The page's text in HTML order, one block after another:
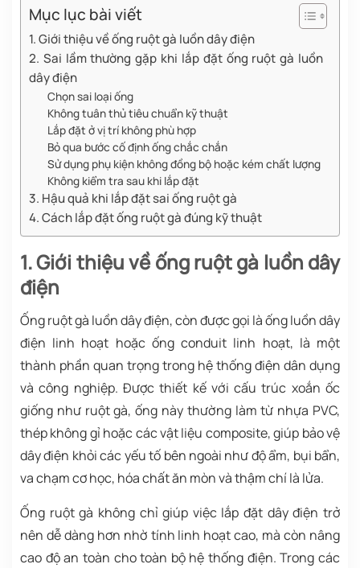
Mục lục bài viết
1. Giới thiệu về ống ruột gà luồn dây điện
2. Sai lầm thường gặp khi lắp đặt ống ruột gà luồn
dây điện
Chọn sai loại ống
Không tuân thủ tiêu chuẩn kỹ thuật
Lắp đặt ở vị trí không phù hợp
Bỏ qua bước cố định ống chắc chắn
Sử dụng phụ kiện không đồng bộ hoặc kém chất lượng
Không kiểm tra sau khi lắp đặt
3. Hậu quả khi lắp đặt sai ống ruột gà
4. Cách lắp đặt ống ruột gà đúng kỹ thuật
1. Giới thiệu về ống ruột gà luồn dây
điện
Ống ruột gà luồn dây điện, còn được gọi là ống luồn dây
điện linh hoạt hoặc ống conduit linh hoạt, là một
thành phần quan trọng trong hệ thống điện dân dụng
và công nghiệp. Được thiết kế với cấu trúc xoắn ốc
giống như ruột gà, ống này thường làm từ nhựa PVC,
thép không gỉ hoặc các vật liệu composite, giúp bảo vệ
dây điện khỏi các yếu tố bên ngoài như độ ẩm, bụi bẩn,
va chạm cơ học, hóa chất ăn mòn và thậm chí là lửa.
Ống ruột gà không chỉ giúp việc lắp đặt dây điện trở
nên dễ dàng hơn nhờ tính linh hoạt cao, mà còn nâng
cao độ an toàn cho toàn bộ hệ thống điện. Trong các